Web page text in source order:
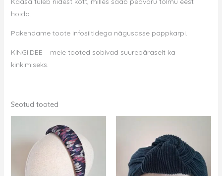
hoida.
Pakendame toote infosiltidega nägusasse pappkarpi.
KINGIIDEE – meie tooted sobivad suurepäraselt ka
kinkimiseks.
Seotud tooted